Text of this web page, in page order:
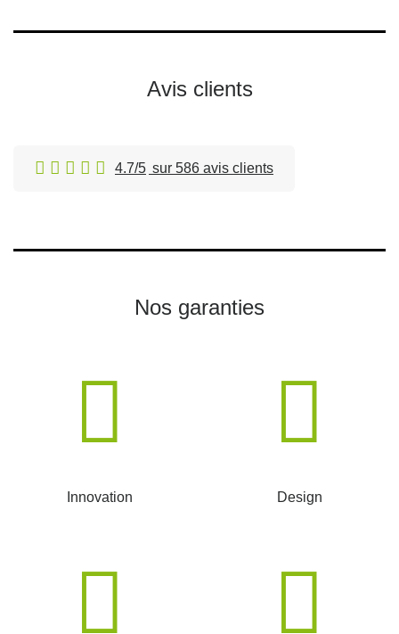
Avis clients
4.7/5 sur 586 avis clients
Nos garanties
Innovation Design